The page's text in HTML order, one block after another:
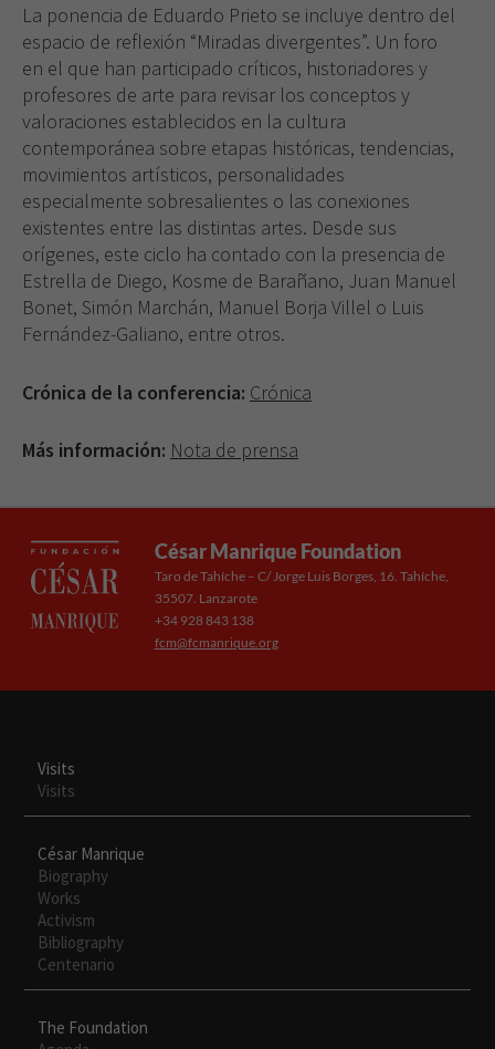
La ponencia de Eduardo Prieto se incluye dentro del
espacio de reflexión “Miradas divergentes”. Un foro
en el que han participado críticos, historiadores y
profesores de arte para revisar los conceptos y
valoraciones establecidos en la cultura
contemporánea sobre etapas históricas, tendencias,
movimientos artísticos, personalidades
especialmente sobresalientes o las conexiones
existentes entre las distintas artes. Desde sus
orígenes, este ciclo ha contado con la presencia de
Estrella de Diego, Kosme de Barañano, Juan Manuel
Bonet, Simón Marchán, Manuel Borja Villel o Luis
Fernández-Galiano, entre otros.
Crónica de la conferencia: Crónica
Más información: Nota de prensa
César Manrique Foundation
Taro de Tahíche – C/ Jorge Luis Borges, 16. Tahíche,
35507. Lanzarote
+34 928 843 138
fcm@fcmanrique.org
Visits
Visits
César Manrique
Biography
Works
Activism
Bibliography
Centenario
The Foundation